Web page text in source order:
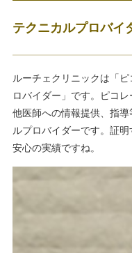
テクニカルプロバイ
ルーチェクリニックは「
ロバイダー」です。ピコ
他医師への情報提供、指
ルプロバイダーです。証明
安心の実績ですね。